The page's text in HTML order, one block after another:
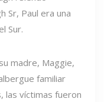
Sr, Paul era una
Sur.
madre, Maggie,
familiar
las víctimas fueron